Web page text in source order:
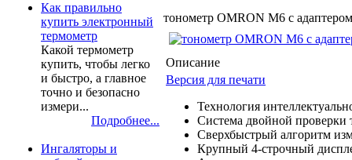
Как правильно
купить электронный
термометр
Какой термометр
купить, чтобы легко
и быстро, а главное
точно и безопасно
измери...
Подробнее...
Ингаляторы и
тонометр OMRON M6 с
Описание
Версия для печати
Технология
Система двойной проверки
Сверхбыстрый алгоритм
Крупный 4-строчный